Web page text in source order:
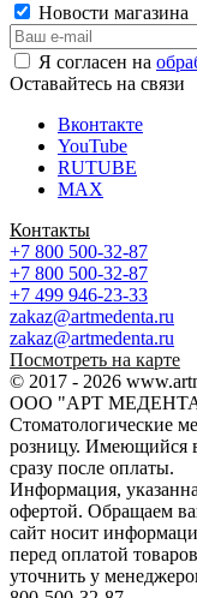
Новости магазина
Я согласен на
Оставайтесь на связи
Вконтакте
YouTube
RUTUBE
MAX
Контакты
+7 800 500-32-87
+7 800 500-32-87
+7 499 946-23-33
zakaz@artmedenta.ru
zakaz@artmedenta.ru
Посмотреть на карте
© 2017 - 2026
ООО "АРТ МЕДЕНТА",
Стоматологические
розницу. Имеющийся
сразу после оплаты.
Информация,
офертой. Обращаем
сайт носит
перед оплатой
уточнить у